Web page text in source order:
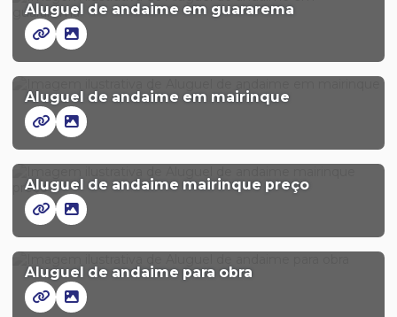
Aluguel de andaime em guararema
Aluguel de andaime em mairinque
Aluguel de andaime mairinque preço
Aluguel de andaime para obra